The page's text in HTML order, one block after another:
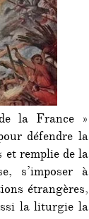
la France »
défendre la
remplie de la
s’imposer à
étrangères,
la liturgie la